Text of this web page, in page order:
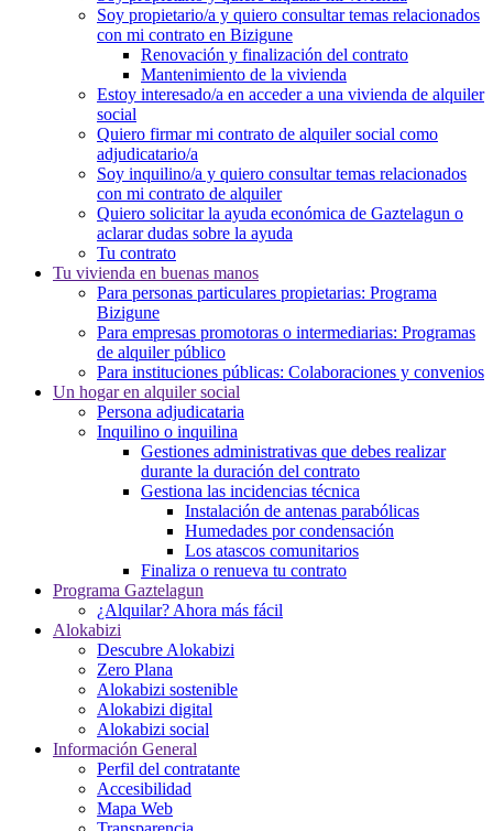
Soy propietario/a y quiero consultar temas relacionados
con mi contrato en Bizigune
Renovación y finalización del contrato
Mantenimiento de la vivienda
Estoy interesado/a en acceder a una vivienda de alquiler
social
Quiero firmar mi contrato de alquiler social como
adjudicatario/a
Soy inquilino/a y quiero consultar temas relacionados
con mi contrato de alquiler
Quiero solicitar la ayuda económica de Gaztelagun o
aclarar dudas sobre la ayuda
Tu contrato
Tu vivienda en buenas manos
Para personas particulares propietarias: Programa
Bizigune
Para empresas promotoras o intermediarias: Programas
de alquiler público
Para instituciones públicas: Colaboraciones y convenios
Un hogar en alquiler social
Persona adjudicataria
Inquilino o inquilina
Gestiones administrativas que debes realizar
durante la duración del contrato
Gestiona las incidencias técnica
Instalación de antenas parabólicas
Humedades por condensación
Los atascos comunitarios
Finaliza o renueva tu contrato
Programa Gaztelagun
¿Alquilar? Ahora más fácil
Alokabizi
Descubre Alokabizi
Zero Plana
Alokabizi sostenible
Alokabizi digital
Alokabizi social
Información General
Perfil del contratante
Accesibilidad
Mapa Web